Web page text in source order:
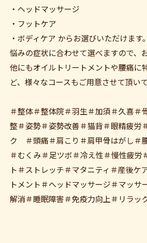
・ヘッドマッサージ
・フットケア
・ボディケア からお選びいただけます。
悩みの症状に合わせて選べますので、
他にもオイルトリートメントや腰痛に
ど、様々なコースもご用意させて頂い
＃整体＃整体院＃羽生＃加須＃久喜＃
整＃姿勢＃姿勢改善＃猫背＃眼精疲労
ク ＃頭痛＃肩こり＃肩甲骨はがし＃
＃むくみ＃足ツボ＃冷え性＃慢性疲労
ト＃ストレッチ＃マタニティ＃産後ケ
トメント＃ヘッドマッサージ＃マッサ
解消＃睡眠障害＃免疫力向上＃リラッ